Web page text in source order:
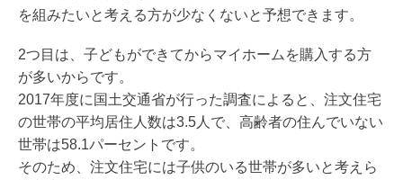
を組みたいと考える方が少なくないと予想できます。
2つ目は、子どもができてからマイホームを購入する方
が多いからです。
2017年度に国土交通省が行った調査によると、注文住宅
の世帯の平均居住人数は3.5人で、高齢者の住んでいない
世帯は58.1パーセントです。
そのため、注文住宅には子供のいる世帯が多いと考えら